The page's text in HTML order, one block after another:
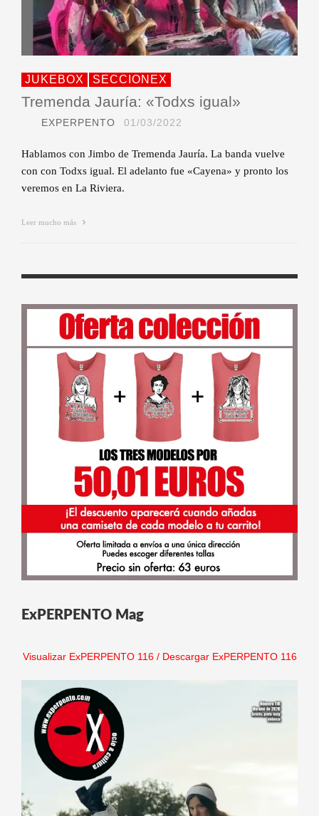
JUKEBOX SECCIONEX
Tremenda Jauría: «Todxs igual»
EXPERPENTO 01/03/2022
Hablamos con Jimbo de Tremenda Jauría. La banda vuelve
con con Todxs igual. El adelanto fue «Cayena» y pronto los
veremos en La Riviera.
Leer mucho más
ExPERPENTO Mag
Visualizar ExPERPENTO 116/ Descargar ExPERPENTO 116